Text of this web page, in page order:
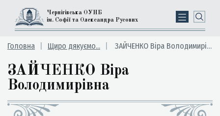
Чернігівська ОУНБ
ім. Софії та Олександра Русових
Головна Щиро дякуємо... ЗАЙЧЕНКО Віра Володимирівна
ЗАЙЧЕНКО Віра
Володимирівна